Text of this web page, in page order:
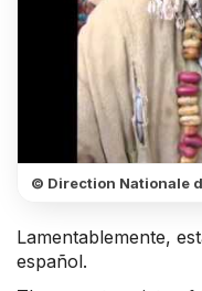
© Direction Nationale
Lamentablemente,
español.